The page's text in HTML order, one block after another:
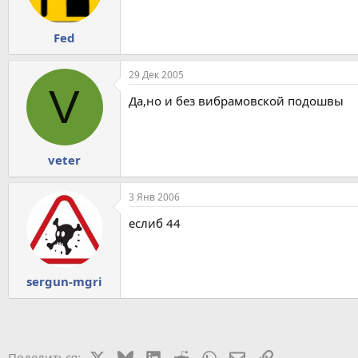
Fed
V
veter
29 Дек 2005
Да,но и без вибрамовской подошвы
sergun-mgri
3 Янв 2006
еслиб 44